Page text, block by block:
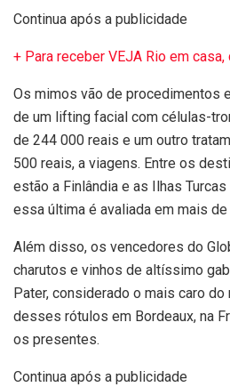
Continua após a publicidade
+ Para receber VEJA Rio em casa,
Os mimos vão de procedimentos
de um lifting facial com células-
de 244 000 reais e um outro
500 reais, a viagens. Entre os
estão a Finlândia e as Ilhas
essa última é avaliada em mais
Além disso, os vencedores do
charutos e vinhos de altíssimo
Pater, considerado o mais caro do
desses rótulos em Bordeaux, na
os presentes.
Continua após a publicidade